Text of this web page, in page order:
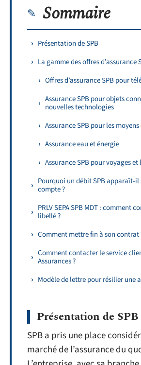
Sommaire
Présentation de SPB
La gamme des offres d’assurance
Offres d’assurance SPB pour
Assurance SPB pour objets
nouvelles technologies
Assurance SPB pour les
Assurance eau et énergie
Assurance SPB pour voyages
Pourquoi un débit SPB apparaît-il
compte ?
PRLV SEPA SPB MDT : comment
libellé ?
Comment mettre fin à son contrat
Comment contacter le service
Assurances ?
Modèle de lettre pour résilier une
Présentation de SPB
SPB a pris une place
marché de l’assurance du